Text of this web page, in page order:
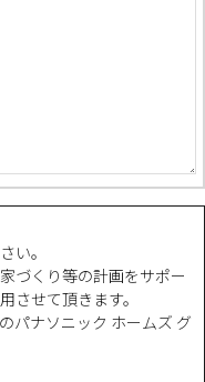
い。
づくり等の計画をサポー
させて頂きます。
パナソニック ホームズ グ